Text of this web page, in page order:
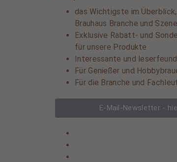
das Wichtigste im
Brauhaus Branche und Szene
Exklusive Rabatt- und
für unsere Produkte
Interessante und
Für Genießer und
Für die Branche und
E-Mail-Newsletter -